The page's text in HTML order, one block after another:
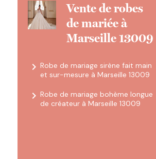
Vente de robes
de mariée à
Marseille 13009
navigate_next Robe de mariage sirène fait main
et sur-mesure à Marseille 13009
navigate_next Robe de mariage bohème longue
de créateur à Marseille 13009